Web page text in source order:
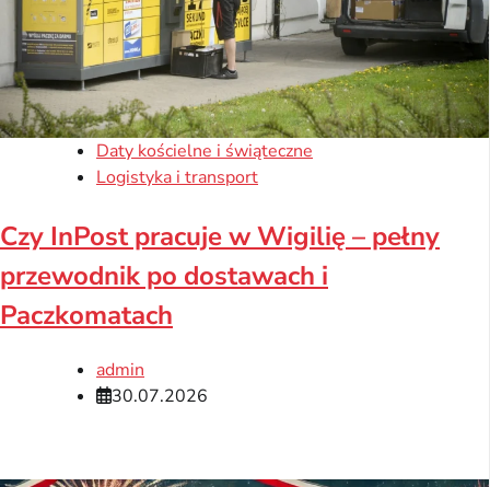
Daty kościelne i świąteczne
Logistyka i transport
Czy InPost pracuje w Wigilię – pełny
przewodnik po dostawach i
Paczkomatach
admin
30.07.2026